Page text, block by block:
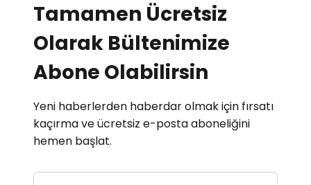
Tamamen Ücretsiz
Olarak Bültenimize
Abone Olabilirsin
Yeni haberlerden haberdar olmak için fırsatı
kaçırma ve ücretsiz e-posta aboneliğini
hemen başlat.